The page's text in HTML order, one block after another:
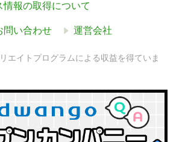
報の取得について
問い合わせ 運営会社
エイトプログラムによる収益を得ていま